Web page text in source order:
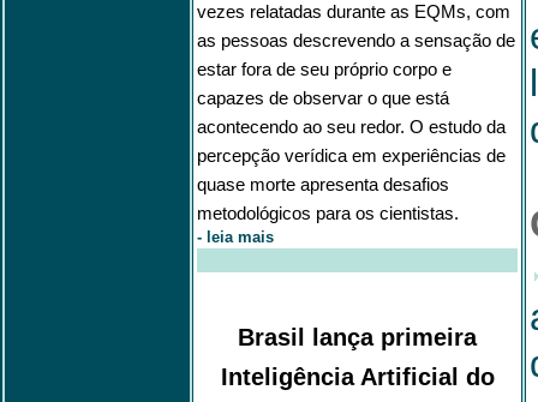
vezes relatadas durante as EQMs, com
as pessoas descrevendo a sensação de
estar fora de seu próprio corpo e
capazes de observar o que está
acontecendo ao seu redor. O estudo da
percepção verídica em experiências de
quase morte apresenta desafios
metodológicos para os cientistas.
- leia mais
Brasil lança primeira
Inteligência Artificial do